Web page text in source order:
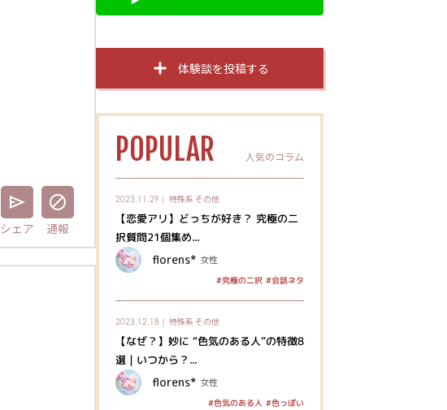
シェア 通報
体験談を投稿する
POPULAR 人気のコラム
2023.11.29｜ 特殊系 その他
【恋愛アリ】どっちが好き？ 究極の二
択質問21個集め...
florens* 女性
#究極の二択 #会話ネタ
2023.12.18｜ 特殊系 その他
【なぜ？】妙に “色気のある人”の特徴8
選｜いつから？...
florens* 女性
#色気のある人 #色っぽい